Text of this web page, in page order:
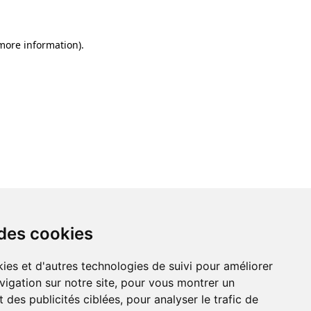
cookies
et d'autres technologies de suivi pour améliorer
sur notre site, pour vous montrer un
des publicités ciblées, pour analyser le trafic de
information).